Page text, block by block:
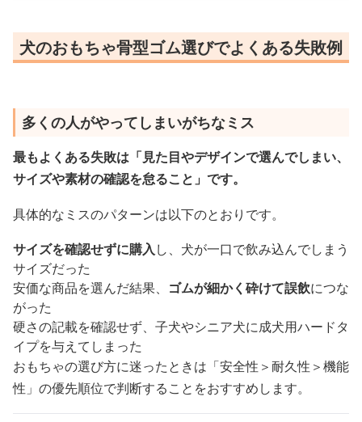
犬のおもちゃ骨型ゴム選びでよくある失敗例
多くの人がやってしまいがちなミス
最もよくある失敗は「見た目やデザインで選んでしまい、
サイズや素材の確認を怠ること」です。
具体的なミスのパターンは以下のとおりです。
サイズを確認せずに購入し、犬が一口で飲み込んでしまう
サイズだった
安価な商品を選んだ結果、 ゴムが細かく砕けて誤飲につな
がった
硬さの記載を確認せず、子犬やシニア犬に成犬用ハードタ
イプを与えてしまった
おもちゃの選び方に迷ったときは「安全性＞耐久性＞機能
性」の優先順位で判断することをおすすめします。